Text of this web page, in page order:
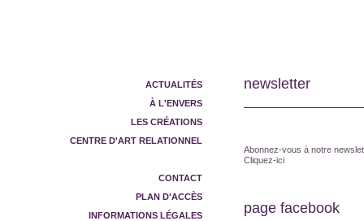
newsletter
Abonnez-vous à notre
Cliquez-ici
page facebook
ACTUALITÉS
À L'ENVERS
LES CRÉATIONS
CENTRE D'ART RELATIONNEL
CONTACT
PLAN D'ACCÈS
INFORMATIONS LÉGALES